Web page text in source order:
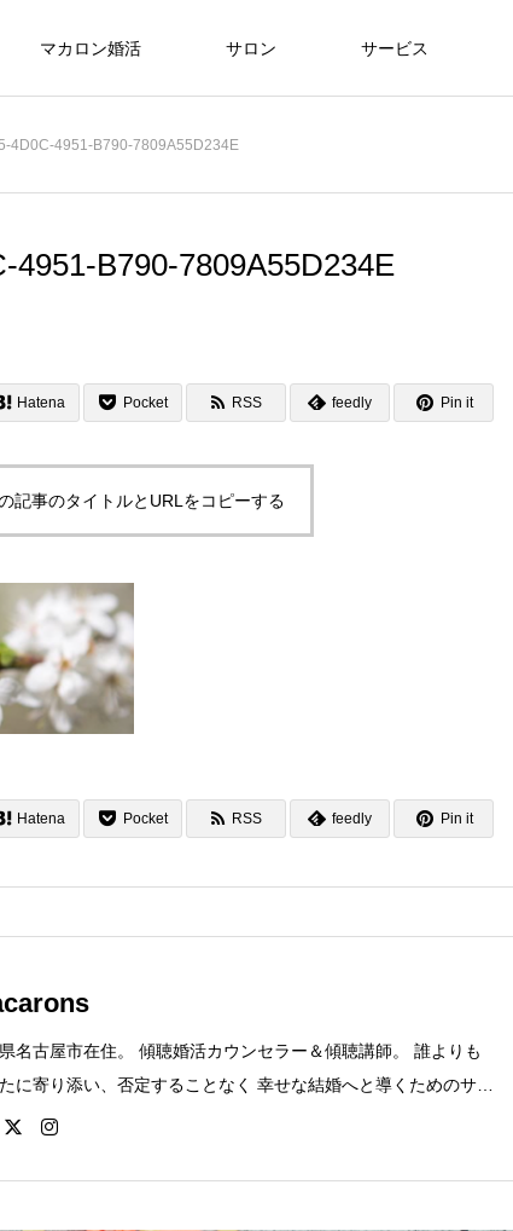
マカロン婚活 サロン サービス
4D0C-4951-B790-7809A55D234E
4951-B790-7809A55D234E
Hatena Pocket RSS feedly Pin it
記事のタイトルとURLをコピーする
Hatena Pocket RSS feedly Pin it
名古屋市在住。 傾聴婚活カウンセラー＆傾聴講師。 誰よりも
に寄り添い、否定することなく 幸せな結婚へと導くためのサポ
しています。 会員・非会員関係なく結婚にまつわる相談は い